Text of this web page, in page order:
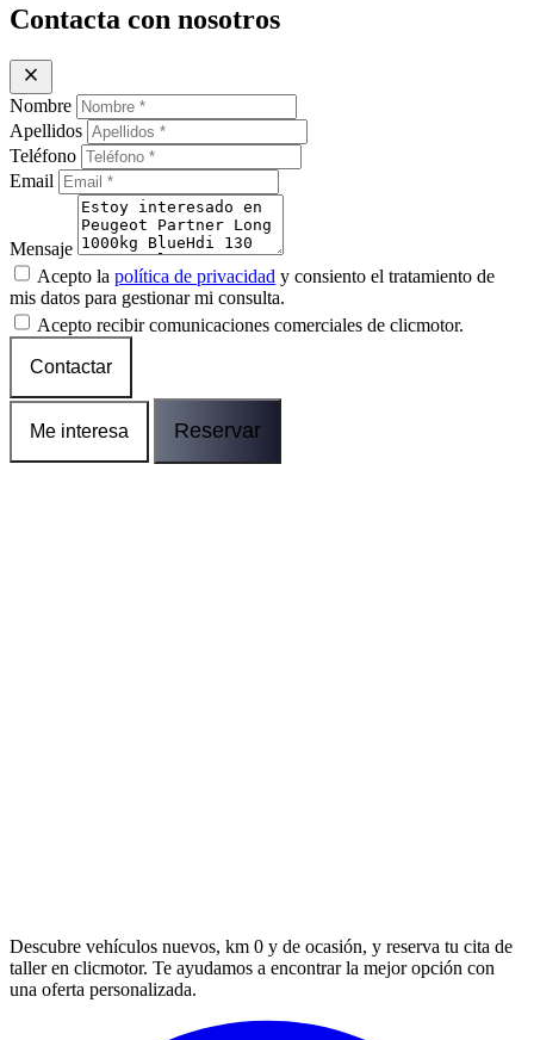
Contacta con nosotros
close
Nombre
Apellidos
Teléfono
Email
Mensaje
Acepto lapolítica de privacidad y consiento el tratamiento de
mis datos para gestionar mi consulta.
Acepto recibir comunicaciones comerciales de clicmotor.
Contactar
Me interesa Reservar
Descubre vehículos nuevos, km 0 y de ocasión, y reserva tu cita de
taller en clicmotor. Te ayudamos a encontrar la mejor opción con
una oferta personalizada.